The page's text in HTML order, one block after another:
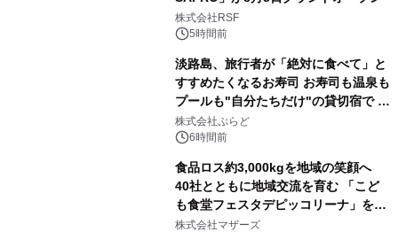
株式会社RSF
5時間前
淡路島、旅行者が「絶対に食べて」と
すすめたくなるお寿司 お寿司も温泉も
プールも"自分たちだけ"の貸切宿で 1
日1組限定「岩屋温泉 絵島別庭 海と
森」の握り寿司プラン
株式会社ぷらど
6時間前
食品ロス約3,000kgを地域の笑顔へ
40社とともに地域交流を育む 「こど
も食堂フェスタデピッコリーナ」を9
月5日(土)開催
株式会社マザーズ